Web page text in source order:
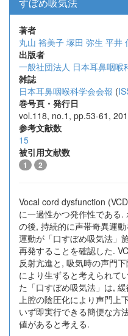
著者
丸山 裕美子 塚田 弥生 平井
出版者
一般社団法人 日本耳鼻咽喉
雑誌
日本耳鼻咽喉科学会会報 (
巻号頁・発行日
vol.118, no.1, pp.53-61,
参考文献数
15
被引用文献数
1 2
Vocal cord dysfunction
に一過性かつ発作性である
の後, 持続的に声帯奇異運
運動が「口すぼめ吸気法」
再発することを確認した.
反射亢進と, 吸気時の声門
により生ずると考えられて
た「口すぼめ吸気法」は,
上腔の陰圧化により声門上
いず即実行できる簡便な方
値があると考える.